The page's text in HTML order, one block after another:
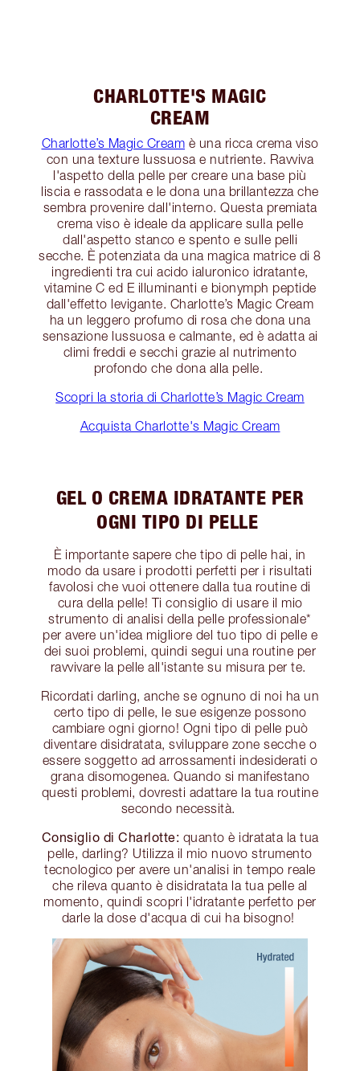
CHARLOTTE'S MAGIC
CREAM
Charlotte’s Magic Cream è una ricca crema viso
con una texture lussuosa e nutriente. Ravviva
l'aspetto della pelle per creare una base più
liscia e rassodata e le dona una brillantezza che
sembra provenire dall'interno. Questa premiata
crema viso è ideale da applicare sulla pelle
dall'aspetto stanco e spento e sulle pelli
secche. È potenziata da una magica matrice di 8
ingredienti tra cui acido ialuronico idratante,
vitamine C ed E illuminanti e bionymph peptide
dall'effetto levigante. Charlotte’s Magic Cream
ha un leggero profumo di rosa che dona una
sensazione lussuosa e calmante, ed è adatta ai
climi freddi e secchi grazie al nutrimento
profondo che dona alla pelle.
Scopri la storia di Charlotte’s Magic Cream
Acquista Charlotte's Magic Cream
GEL O CREMA IDRATANTE PER
OGNI TIPO DI PELLE
È importante sapere che tipo di pelle hai, in
modo da usare i prodotti perfetti per i risultati
favolosi che vuoi ottenere dalla tua routine di
cura della pelle! Ti consiglio di usare il mio
strumento di analisi della pelle professionale*
per avere un'idea migliore del tuo tipo di pelle e
dei suoi problemi, quindi segui una routine per
ravvivare la pelle all'istante su misura per te.
Ricordati darling, anche se ognuno di noi ha un
certo tipo di pelle, le sue esigenze possono
cambiare ogni giorno! Ogni tipo di pelle può
diventare disidratata, sviluppare zone secche o
essere soggetto ad arrossamenti indesiderati o
grana disomogenea. Quando si manifestano
questi problemi, dovresti adattare la tua routine
secondo necessità.
Consiglio di Charlotte: quanto è idratata la tua
pelle, darling? Utilizza il mio nuovo strumento
tecnologico per avere un'analisi in tempo reale
che rileva quanto è disidratata la tua pelle al
momento, quindi scopri l'idratante perfetto per
darle la dose d'acqua di cui ha bisogno!